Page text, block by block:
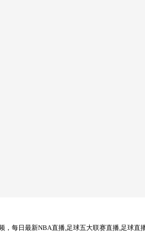
每日最新NBA直播,足球五大联赛直播,足球直